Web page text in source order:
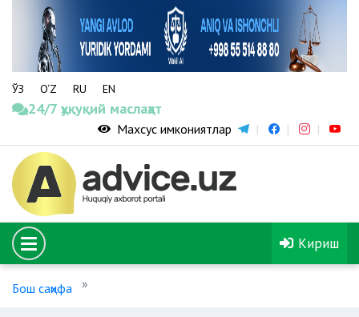
ЎЗ O‘Z RU EN
24/7 ҳуқуқий маслаҳат
Махсус имкониятлар
Кириш
Бош саҳифа